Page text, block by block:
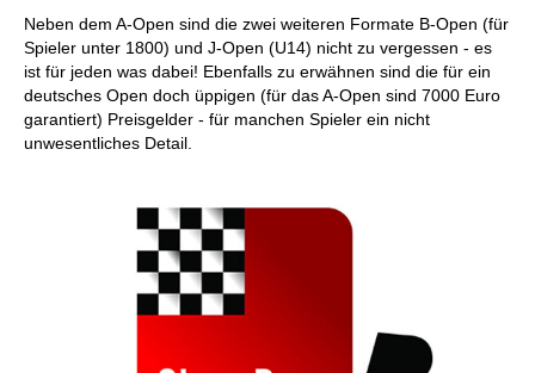
Neben dem A-Open sind die zwei weiteren Formate B-Open (für
Spieler unter 1800) und J-Open (U14) nicht zu vergessen - es
ist für jeden was dabei! Ebenfalls zu erwähnen sind die für ein
deutsches Open doch üppigen (für das A-Open sind 7000 Euro
garantiert) Preisgelder - für manchen Spieler ein nicht
unwesentliches Detail.